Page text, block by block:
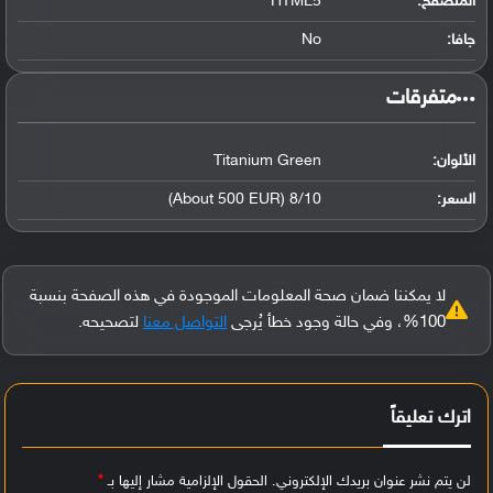
جافا: No
‏متفرقات‏
الألوان: Titanium Green
السعر: 8/10 (About 500 EUR)
لا يمكننا ضمان صحة المعلومات الموجودة في هذه الصفحة بنسبة
100%، وفي حالة وجود خطأ يُرجى
التواصل معنا لتصحيحه.
اترك تعليقاً
لن يتم نشر عنوان بريدك الإلكتروني. الحقول الإلزامية مشار إليها بـ*